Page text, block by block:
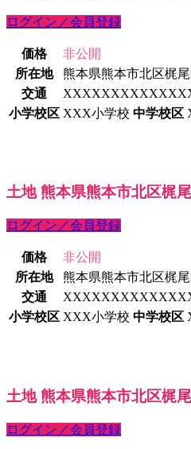
ログイン／会員登録
価格
非公開
所在地
熊本県熊本市北区梶
交通
小学校区 XXX小学校 中学校区
土地 熊本県熊本市北区梶
ログイン／会員登録
価格
非公開
所在地
熊本県熊本市北区梶
交通
小学校区 XXX小学校 中学校区
土地 熊本県熊本市北区梶
ログイン／会員登録